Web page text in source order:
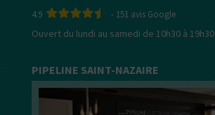
4.9 - 151 avis Google
Ouvert du lundi au samedi de 10h30 à 19h30
PIPELINE SAINT-NAZAIRE